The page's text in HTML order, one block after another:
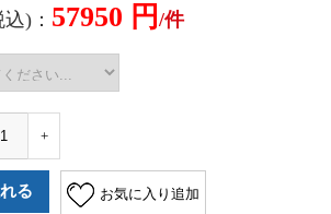
)： 57950 円 /件
+
お気に入り追加